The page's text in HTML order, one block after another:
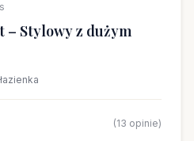
Stylowy z dużym
(13 opinie)